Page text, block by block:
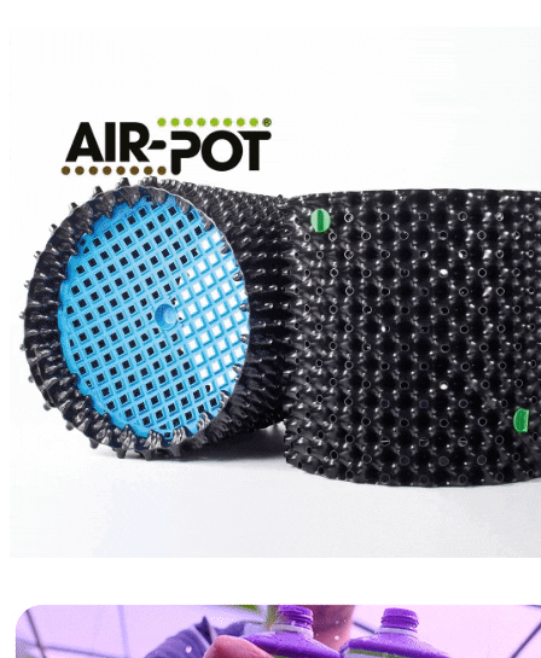
ОРГАНИКА
БАЗОВЫЕ УДОБРЕНИЯ
СТИМУЛЯТОРЫ
POWDER FEEDING
МИНЕРАЛЬНЫЕ УДОБРЕНИЯ
СТИМУЛЯТОРЫ
BIO SERIES ORGANIC
GROWTH TECHNOLOGY
БАЗОВЫЕ УДОБРЕНИЯ
СТИМУЛЯТОРЫ
HIGH ROOTS
CANNABIOGEN
GREEN PLANET